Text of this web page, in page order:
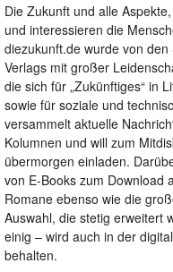
Die Zukunft und alle
und interessieren die
diezukunft.de wurde von
Verlags mit großer
die sich für „Zukünftiges“ in
sowie für soziale und
versammelt aktuelle
Kolumnen und will zum
übermorgen einladen.
von E-Books zum Download
Romane ebenso wie die
Auswahl, die stetig erweitert
einig – wird auch in der
behalten.